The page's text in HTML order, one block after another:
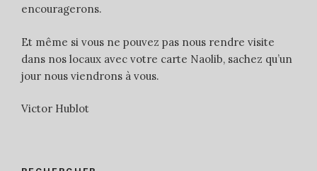
encouragerons.
Et même si vous ne pouvez pas nous rendre visite
dans nos locaux avec votre carte Naolib, sachez qu’un
jour nous viendrons à vous.
Victor Hublot